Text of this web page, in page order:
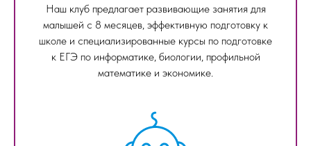
Наш клуб предлагает развивающие занятия для
малышей с 8 месяцев, эффективную подготовку к
школе и специализированные курсы по подготовке
к ЕГЭ по информатике, биологии, профильной
математике и экономике.